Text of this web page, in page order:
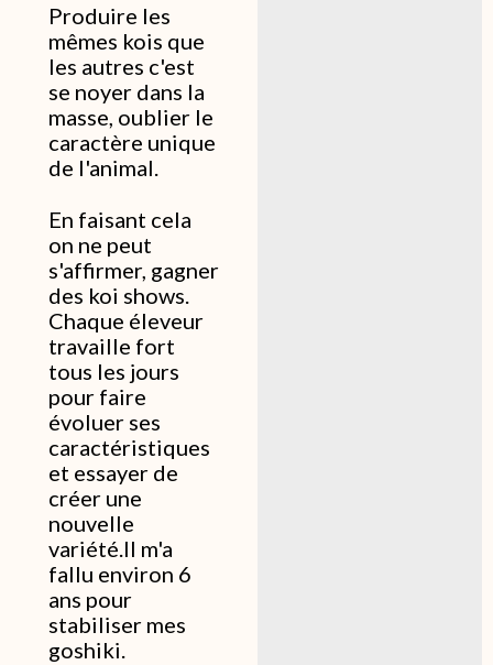
Produire les
mêmes kois que
les autres c'est
se noyer dans la
masse, oublier le
caractère unique
de l'animal.
En faisant cela
on ne peut
s'affirmer, gagner
des koi shows.
Chaque éleveur
travaille fort
tous les jours
pour faire
évoluer ses
caractéristiques
et essayer de
créer une
nouvelle
variété.Il m'a
fallu environ 6
ans pour
stabiliser mes
goshiki.